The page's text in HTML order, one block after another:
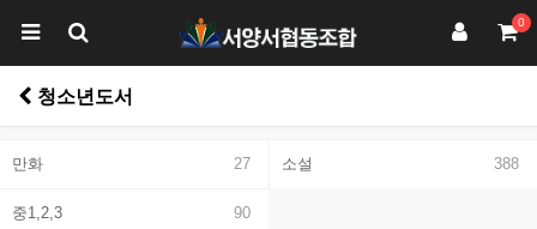
0
청소년도서
만화 27 소설 388
중1,2,3 90